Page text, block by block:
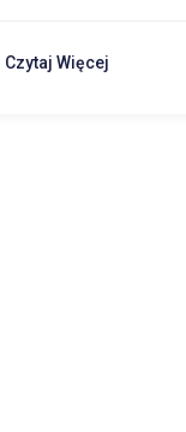
Czytaj Więcej